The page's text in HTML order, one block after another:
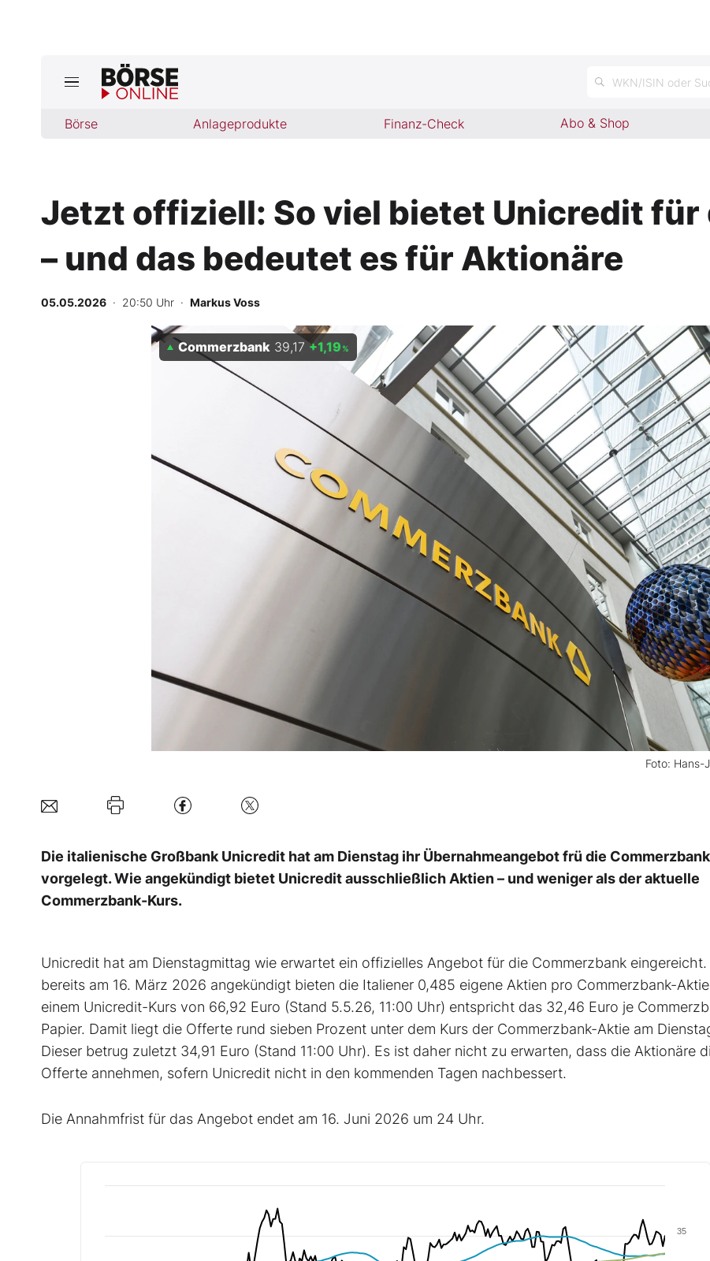
WKN/ISIN oder
Börse Anlageprodukte Finanz-Check Abo & Shop
Börse
Finanz-Check
Abo & Shop
BO-Musterdepots
Experten
Jetzt offiziell: So viel bietet Unicredit für
– und das bedeutet es für Aktionäre
05.05.2026 · 20:50 Uhr · Markus Voss
Foto: Hans-
Commerzbank 39,17 +1,19 %
Die italienische Großbank Unicredit hat am Dienstag ihr Übernahmeangebot frü die Commerzbank
vorgelegt. Wie angekündigt bietet Unicredit ausschließlich Aktien – und weniger als der aktuelle
Commerzbank-Kurs.
Unicredit hat am Dienstagmittag wie erwartet ein offizielles Angebot für die Commerzbank eingereicht.
bereits am 16. März 2026 angekündigt bieten die Italiener 0,485 eigene Aktien pro Commerzbank-
einem Unicredit-Kurs von 66,92 Euro (Stand 5.5.26, 11:00 Uhr) entspricht das 32,46 Euro je
Papier. Damit liegt die Offerte rund sieben Prozent unter dem Kurs der Commerzbank-Aktie am
Dieser betrug zuletzt 34,91 Euro (Stand 11:00 Uhr). Es ist daher nicht zu erwarten, dass die Aktionäre
Offerte annehmen, sofern Unicredit nicht in den kommenden Tagen nachbessert.
Die Annahmfrist für das Angebot endet am 16. Juni 2026 um 24 Uhr.
35